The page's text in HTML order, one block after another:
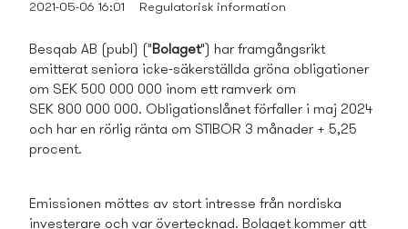
2021-05-06 16:01 Regulatorisk information
Besqab AB (publ) ("Bolaget") har framgångsrikt
emitterat seniora icke-säkerställda gröna obligationer
om SEK 500 000 000 inom ett ramverk om
SEK 800 000 000. Obligationslånet förfaller i maj 2024
och har en rörlig ränta om STIBOR 3 månader + 5,25
procent.
Emissionen möttes av stort intresse från nordiska
investerare och var övertecknad. Bolaget kommer att